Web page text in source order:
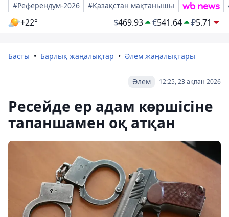
#Референдум-2026
#Қазақстан мақтанышы
+22° $469.93 €541.64 ₽5.71
Басты Барлық жаңалықтар Әлем жаңалықтары
12:25, 23 ақпан 2026
Әлем
Ресейде ер адам көршісіне
тапаншамен оқ атқан